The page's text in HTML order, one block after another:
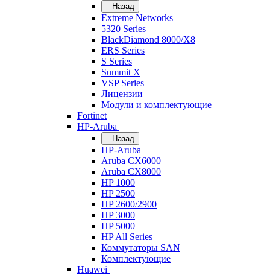
Назад
Extreme Networks
5320 Series
BlackDiamond 8000/X8
ERS Series
S Series
Summit X
VSP Series
Лицензии
Модули и комплектующие
Fortinet
HP-Aruba
Назад
HP-Aruba
Aruba CX6000
Aruba CX8000
HP 1000
HP 2500
HP 2600/2900
HP 3000
HP 5000
HP All Series
Коммутаторы SAN
Комплектующие
Huawei